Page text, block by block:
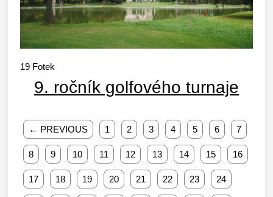
19 Fotek
9. ročník golfového turnaje
← PREVIOUS 1 2 3 4 5 6 7
8 9 10 11 12 13 14 15 16
17 18 19 20 21 22 23 24